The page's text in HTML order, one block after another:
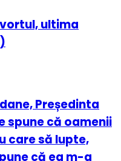
ultima
Președinta
spune că oamenii
care să lupte,
că ea m-a